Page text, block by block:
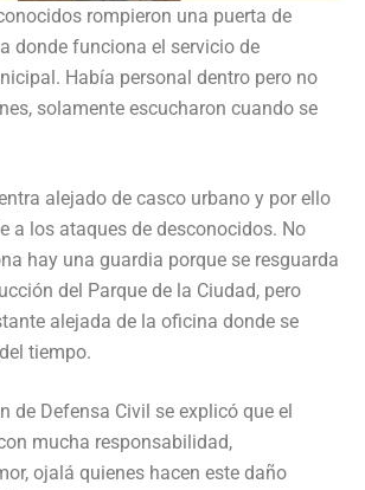
rompieron una puerta de
donde funciona el servicio de
Había personal dentro pero no
solamente escucharon cuando se
alejado de casco urbano y por ello
a los ataques de desconocidos. No
hay una guardia porque se resguarda
del Parque de la Ciudad, pero
alejada de la oficina donde se
tiempo.
de Defensa Civil se explicó que el
mucha responsabilidad,
ojalá quienes hacen este daño